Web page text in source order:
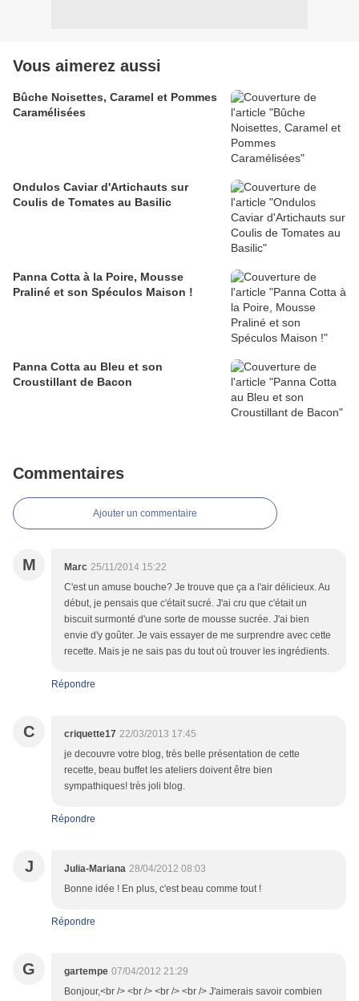
Vous aimerez aussi
Bûche Noisettes, Caramel et Pommes
Caramélisées
Ondulos Caviar d'Artichauts sur
Coulis de Tomates au Basilic
Panna Cotta à la Poire, Mousse
Praliné et son Spéculos Maison !
Panna Cotta au Bleu et son
Croustillant de Bacon
Commentaires
Ajouter un commentaire
M Marc 25/11/2014 15:22
C'est un amuse bouche? Je trouve que ça a l'air délicieux. Au
début, je pensais que c'était sucré. J'ai cru que c'était un
biscuit surmonté d'une sorte de mousse sucrée. J'ai bien
envie d'y goûter. Je vais essayer de me surprendre avec cette
recette. Mais je ne sais pas du tout où trouver les ingrédients.
Répondre
C criquette17 22/03/2013 17:45
je decouvre votre blog, très belle présentation de cette
recette, beau buffet les ateliers doivent être bien
sympathiques! très joli blog.
Répondre
J Julia-Mariana 28/04/2012 08:03
Bonne idée ! En plus, c'est beau comme tout !
Répondre
G gartempe 07/04/2012 21:29
Bonjour,<br /> <br /> <br /> <br /> J'aimerais savoir combien